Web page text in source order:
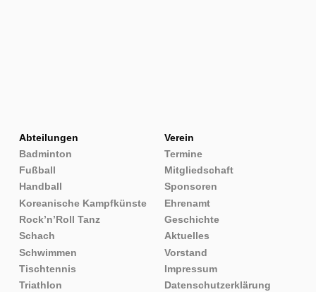
Abteilungen
Badminton
Fußball
Handball
Koreanische Kampfkünste
Rock’n’Roll Tanz
Schach
Schwimmen
Tischtennis
Triathlon
Verein
Termine
Mitgliedschaft
Sponsoren
Ehrenamt
Geschichte
Aktuelles
Vorstand
Impressum
Datenschutzerklärung